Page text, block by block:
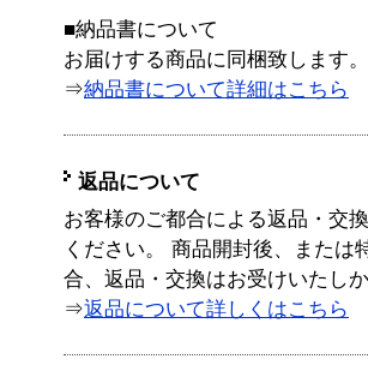
■納品書について
お届けする商品に同梱致します。
⇒納品書について詳細はこちら
返品について
お客様のご都合による返品・交
ください。 商品開封後、または
合、返品・交換はお受けいたし
⇒返品について詳しくはこちら